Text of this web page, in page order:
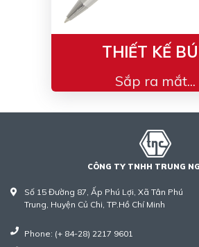
THIẾT KẾ
Sắp ra mắt...
CÔNG TY TNHH TRUNG
Số 15 Đường 87, Ấp Phú Lợi, Xã Tân Phú
Trung, Huyện Củ Chi, TP.Hồ Chí Minh
Phone: (+ 84-28) 2217 9601